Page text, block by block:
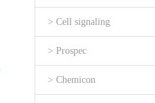
> Cell signaling
> Prospec
> Chemicon